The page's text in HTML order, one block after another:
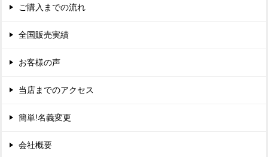
ご購入までの流れ
全国販売実績
お客様の声
当店までのアクセス
簡単!名義変更
会社概要